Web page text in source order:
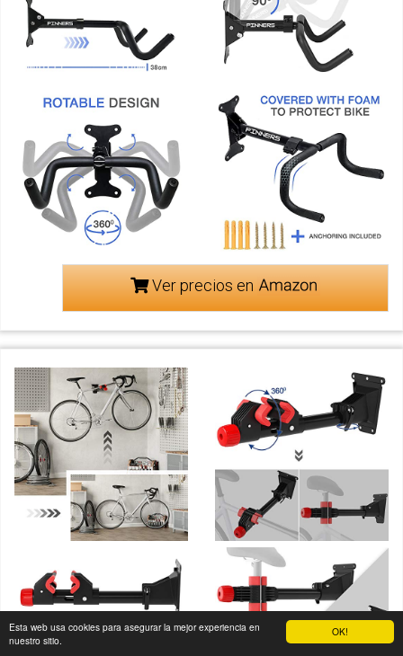
OK!
Esta web usa cookies para asegurar la mejor experiencia en
nuestro sitio.
Ver precios en